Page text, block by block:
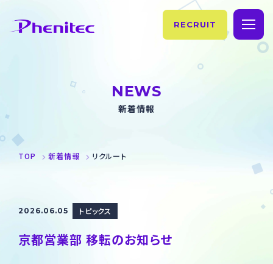
フェニテックの歴史
サステナビリティ
お知らせ
RECRUIT
NEWS
新着情報
TOP 新着情報 リクルート
2026.06.05 トピックス
京都営業部 移転のお知らせ